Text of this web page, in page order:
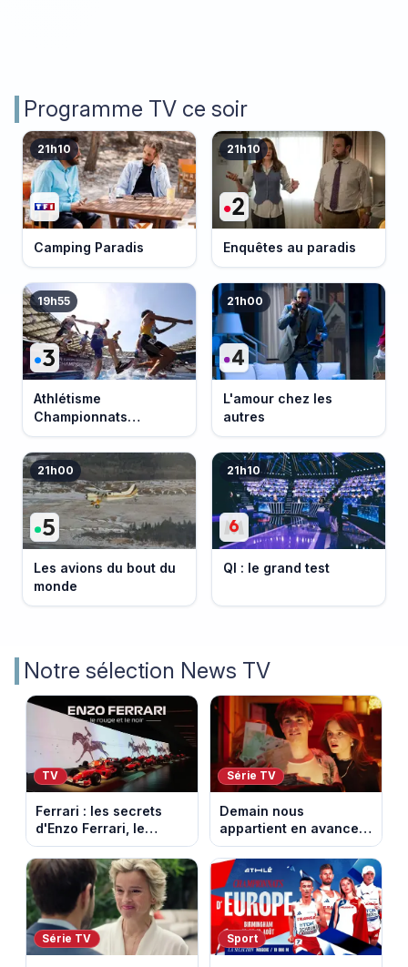
Programme TV ce soir
21h10
Camping Paradis
21h10
Enquêtes au paradis
19h55
Athlétisme
Championnats
d'Europe 2026
21h00
L'amour chez les
autres
21h00
Les avions du bout du
monde
21h10
QI : le grand test
Notre sélection News TV
TV
Ferrari : les secrets
d'Enzo Ferrari, le
fondateur de la
marque mythique au
cheval cabré
Série TV
Demain nous
appartient en avance :
Alex face à un choix
décisif. Episode du 11
août 2026.
Série TV Sport